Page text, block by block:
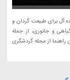
آل برای طبیعت گردان و
و جانوری، از جمله
از مجله گردشگری